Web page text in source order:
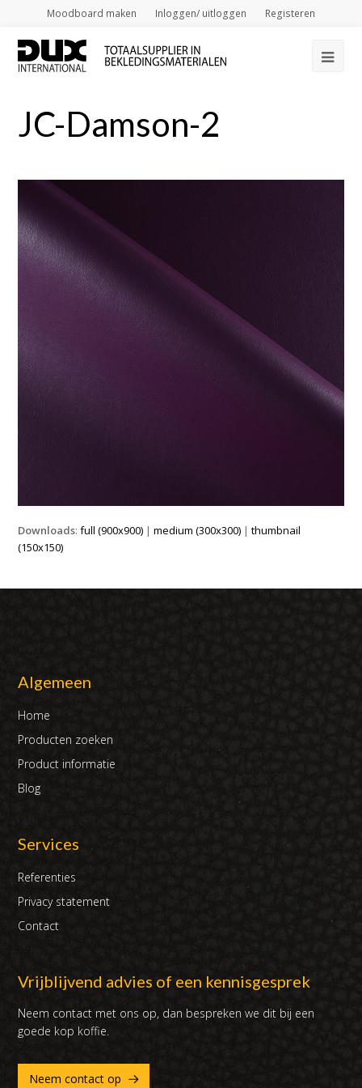
Moodboard maken Inloggen/ uitloggen Registeren
JC-Damson-2
Downloads:full (900x900) |medium (300x300) |thumbnail
(150x150)
Algemeen
Home
Producten zoeken
Product informatie
Blog
Services
Referenties
Privacy statement
Contact
Vrijblijvend advies of een kennisgesprek
Neem contact met ons op, dan bespreken we dit bij een
goede kop koffie.
Neem contact op